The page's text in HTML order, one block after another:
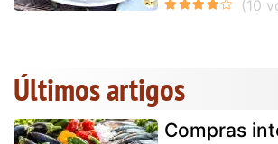
Últimos artigos
Compras